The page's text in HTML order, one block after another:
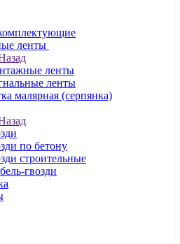
ленты
ленты
ленты
малярная (серпянка)
по бетону
строительные
гвозди